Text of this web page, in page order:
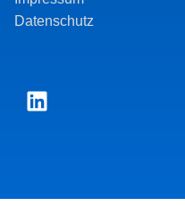
Datenschutz